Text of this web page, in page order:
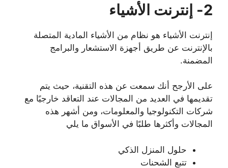
2- إنترنت الأشياء
إنترنت الأشياء هو نظام من الأشياء المادية المتصلة
بالإنترنت عن طريق أجهزة الاستشعار والبرامج
المضمنة.
على الأرجح أنك سمعت عن هذه التقنية، حيث يتم
تقديمها في العديد من المجالات عند التعاقد خارجيًا مع
شركات التكنولوجيا والمعلومات، ومن أشهر هذه
المجالات وأكثرها طلبًا في الأسواق ما يلي
حلول المنزل الذكي
تتبع الشحنات